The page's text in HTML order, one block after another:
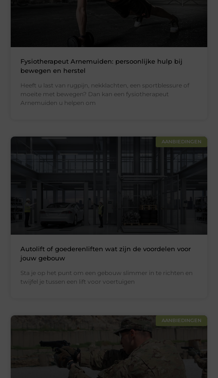
Fysiotherapeut Arnemuiden: persoonlijke hulp bij
bewegen en herstel
Heeft u last van rugpijn, nekklachten, een sportblessure of
moeite met bewegen? Dan kan een fysiotherapeut
Arnemuiden u helpen om
AANBIEDINGEN
Autolift of goederenliften wat zijn de voordelen voor
jouw gebouw
Sta je op het punt om een gebouw slimmer in te richten en
twijfel je tussen een lift voor voertuigen
AANBIEDINGEN